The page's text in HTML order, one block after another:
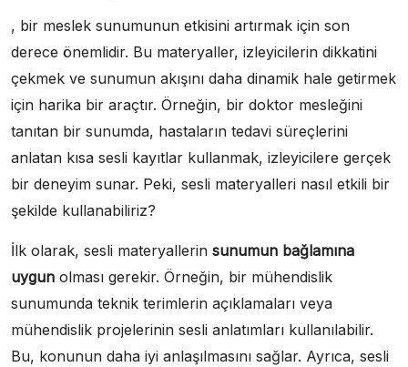
, bir meslek sunumunun etkisini artırmak için son
derece önemlidir. Bu materyaller, izleyicilerin dikkatini
çekmek ve sunumun akışını daha dinamik hale getirmek
için harika bir araçtır. Örneğin, bir doktor mesleğini
tanıtan bir sunumda, hastaların tedavi süreçlerini
anlatan kısa sesli kayıtlar kullanmak, izleyicilere gerçek
bir deneyim sunar. Peki, sesli materyalleri nasıl etkili bir
şekilde kullanabiliriz?
İlk olarak, sesli materyallerin sunumun bağlamına
uygun olması gerekir. Örneğin, bir mühendislik
sunumunda teknik terimlerin açıklamaları veya
mühendislik projelerinin sesli anlatımları kullanılabilir.
Bu, konunun daha iyi anlaşılmasını sağlar. Ayrıca, sesli